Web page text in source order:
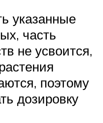
указанные
часть
не усвоится,
поэтому
дозировку